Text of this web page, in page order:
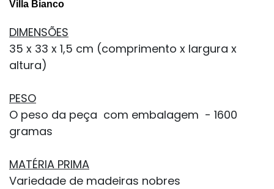
Villa Bianco
DIMENSÕES
35 x 33 x 1,5 cm (comprimento x largura x
altura)
PESO
O peso da peça com embalagem - 1600
gramas
MATÉRIA PRIMA
Variedade de madeiras nobres